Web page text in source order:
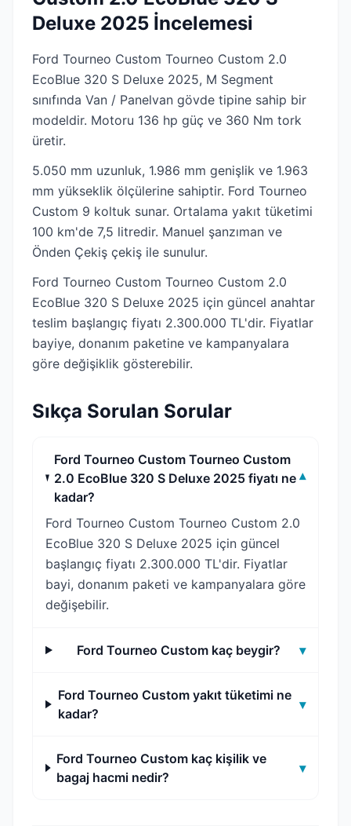
Deluxe 2025 İncelemesi
Ford Tourneo Custom Tourneo Custom 2.0
EcoBlue 320 S Deluxe 2025, M Segment
sınıfında Van / Panelvan gövde tipine sahip bir
modeldir. Motoru 136 hp güç ve 360 Nm tork
üretir.
5.050 mm uzunluk, 1.986 mm genişlik ve 1.963
mm yükseklik ölçülerine sahiptir. Ford Tourneo
Custom 9 koltuk sunar. Ortalama yakıt tüketimi
100 km'de 7,5 litredir. Manuel şanzıman ve
Önden Çekiş çekiş ile sunulur.
Ford Tourneo Custom Tourneo Custom 2.0
EcoBlue 320 S Deluxe 2025 için güncel anahtar
teslim başlangıç fiyatı 2.300.000 TL'dir. Fiyatlar
bayiye, donanım paketine ve kampanyalara
göre değişiklik gösterebilir.
Sıkça Sorulan Sorular
Ford Tourneo Custom Tourneo Custom
2.0 EcoBlue 320 S Deluxe 2025 fiyatı ne
kadar?
▾
Ford Tourneo Custom Tourneo Custom 2.0
EcoBlue 320 S Deluxe 2025 için güncel
başlangıç fiyatı 2.300.000 TL'dir. Fiyatlar
bayi, donanım paketi ve kampanyalara göre
değişebilir.
Ford Tourneo Custom kaç beygir? ▾
Ford Tourneo Custom yakıt tüketimi ne
kadar?
▾
Ford Tourneo Custom kaç kişilik ve
bagaj hacmi nedir?
▾